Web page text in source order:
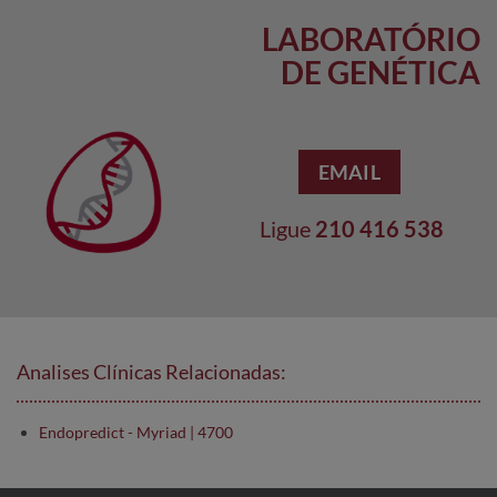
LABORATÓRIO
DE GENÉTICA
EMAIL
Ligue 210 416 538
Analises Clínicas Relacionadas:
Endopredict - Myriad | 4700